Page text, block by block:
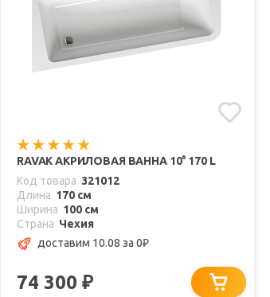
RAVAK АКРИЛОВАЯ ВАННА 10° 170 L
Код товара 321012
Длина 170 см
Ширина 100 см
Страна Чехия
доставим 10.08 за 0₽
74 300 ₽